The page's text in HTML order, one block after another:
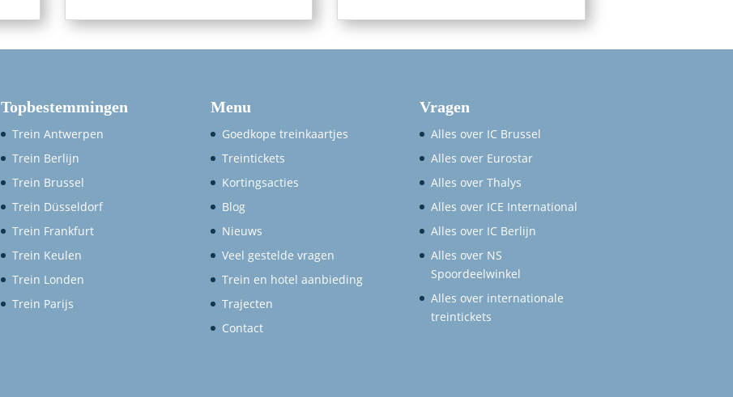
Topbestemmingen
Trein Antwerpen
Trein Berlijn
Trein Brussel
Trein Düsseldorf
Trein Frankfurt
Trein Keulen
Trein Londen
Trein Parijs
Menu
Goedkope treinkaartjes
Treintickets
Kortingsacties
Blog
Nieuws
Veel gestelde vragen
Trein en hotel aanbieding
Trajecten
Contact
Vragen
Alles over IC Brussel
Alles over Eurostar
Alles over Thalys
Alles over ICE International
Alles over IC Berlijn
Alles over NS
Spoordeelwinkel
Alles over internationale
treintickets